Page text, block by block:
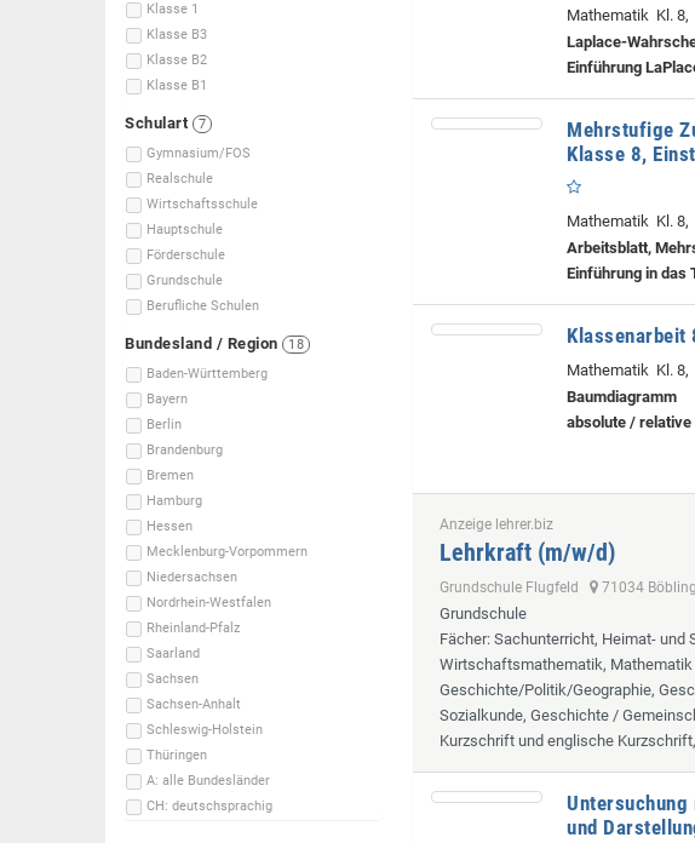
Klasse 1
Klasse B3
Klasse B2
Klasse B1
Schulart
7
Gymnasium/FOS
Realschule
Wirtschaftsschule
Hauptschule
Förderschule
Grundschule
Berufliche Schulen
Bundesland / Region
18
Baden-Württemberg
Bayern
Berlin
Brandenburg
Bremen
Hamburg
Hessen
Mecklenburg-Vorpommern
Niedersachsen
Nordrhein-Westfalen
Rheinland-Pfalz
Saarland
Sachsen
Sachsen-Anhalt
Schleswig-Holstein
Thüringen
A: alle Bundesländer
CH: deutschsprachig
Mathematik Kl. 8,
Laplace-
Einführung
Mehrstufige
Klasse 8,
Mathematik Kl. 8,
Arbeitsblatt,
Einführung in das
Klassenarbeit
Mathematik Kl. 8,
Baumdiagramm
absolute /
Anzeige lehrer.biz
Lehrkraft (m/w/d)
Grundschule Flugfeld 71034
Grundschule
Fächer: Sachunterricht, Heimat- und
Wirtschaftsmathematik,
Geschichte/Politik/Geographie,
Sozialkunde, Geschichte /
Kurzschrift und englische
und